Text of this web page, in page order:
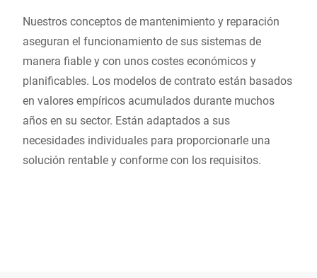
Nuestros conceptos de mantenimiento y reparación
aseguran el funcionamiento de sus sistemas de
manera fiable y con unos costes económicos y
planificables. Los modelos de contrato están basados
en valores empíricos acumulados durante muchos
años en su sector. Están adaptados a sus
necesidades individuales para proporcionarle una
solución rentable y conforme con los requisitos.